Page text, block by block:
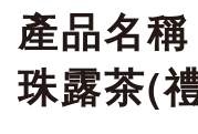
產品名
珠露茶(